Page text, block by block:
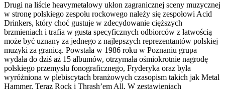
Drugi na liście heavymetalowy ukłon zagranicznej sceny muzycznej
w stronę polskiego zespołu rockowego należy się zespołowi Acid
Drinkers, który choć gustuje w zdecydowanie cięższych
brzmieniach i trafia w gusta specyficznych odbiorców z łatwością
może być uznany za jednego z najlepszych reprezentantów polskiej
muzyki za granicą. Powstała w 1986 roku w Poznaniu grupa
wydała do dziś aż 15 albumów, otrzymała ośmiokrotnie nagrodę
polskiego przemysłu fonograficznego, Fryderyka oraz była
wyróżniona w plebiscytach branżowych czasopism takich jak Metal
Hammer, Teraz Rock i Thrash’em All. W zestawieniach